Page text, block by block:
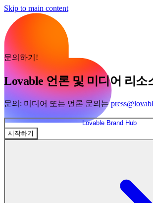
Skip to main content
시작하기
문의하기!
Lovable 언론 및 미디어 리소
문의: 미디어 또는 언론 문의는
Lovable Brand Hub